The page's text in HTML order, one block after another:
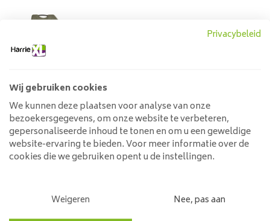
Eetkamerstoel Noah oyster
Velvet Draaibaar
159,00 139,00
Privacybeleid
Wij gebruiken cookies
We kunnen deze plaatsen voor analyse van onze
bezoekersgegevens, om onze website te verbeteren,
gepersonaliseerde inhoud te tonen en om u een geweldige
website-ervaring te bieden. Voor meer informatie over de
cookies die we gebruiken opent u de instellingen.
Weigeren Nee, pas aan